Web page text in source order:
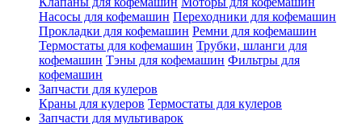
Насосы для кофемашин Переходники для кофемашин
Прокладки для кофемашин Ремни для кофемашин
Термостаты для кофемашин Трубки, шланги для
кофемашин Тэны для кофемашин Фильтры для
кофемашин
Запчасти для кулеров
Краны для кулеров Термостаты для кулеров
Запчасти для мультиварок